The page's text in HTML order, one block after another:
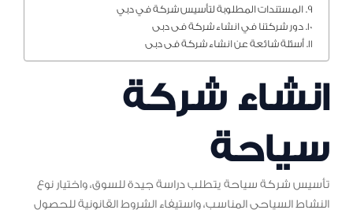
المستندات المطلوبة لتأسيس شركة في دبي
دور شركتنا في انشاء شركة فى دبى
أسئلة شائعة عن انشاء شركة فى دبى
انشاء شركة
سياحة
تأسيس شركة سياحة يتطلب دراسة جيدة للسوق، واختيار نوع
النشاط السياحي المناسب، واستيفاء الشروط القانونية للحصول